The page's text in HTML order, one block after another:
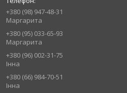
+380 (98) 947-48-31
Маргарита
+380 (95) 033-65-93
Маргарита
+380 (96) 002-31-75
Інна
+380 (66) 984-70-51
Інна